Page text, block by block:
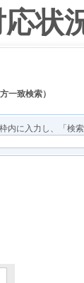
状
一致検索）
内に入力し、「検